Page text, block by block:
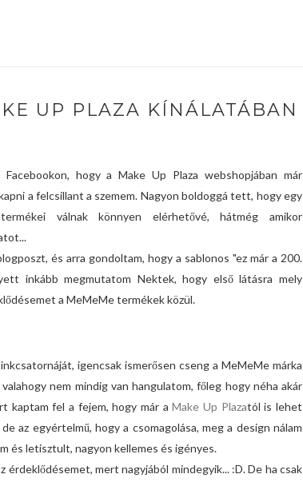
UP PLAZA KÍNÁLATÁBAN
hogy a Make Up Plaza webshopjában már
a felcsillant a szemem. Nagyon boldoggá tett, hogy egy
válnak könnyen elérhetővé, hátmég amikor
és arra gondoltam, hogy a sablonos "ez már a 200.
inkább megmutatom Nektek, hogy első látásra mely
a MeMeMe termékek közül.
igencsak ismerősen cseng a MeMeMe márka
nem mindig van hangulatom, főleg hogy néha akár
kaptam fel a fejem, hogy már aMake Up Plazatól is lehet
az egyértelmű, hogy a csomagolása, meg a design nálam
és letisztult, nagyon kellemes és igényes.
mert nagyjából mindegyik... :D. De ha csak